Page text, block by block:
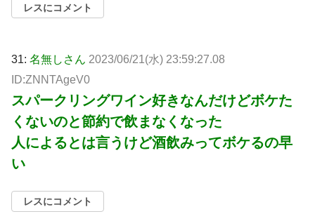
レスにコメント
31: 名無しさん 2023/06/21(水) 23:59:27.08
ID:ZNNTAgeV0
スパークリングワイン好きなんだけどボケた
くないのと節約で飲まなくなった
人によるとは言うけど酒飲みってボケるの早
い
レスにコメント